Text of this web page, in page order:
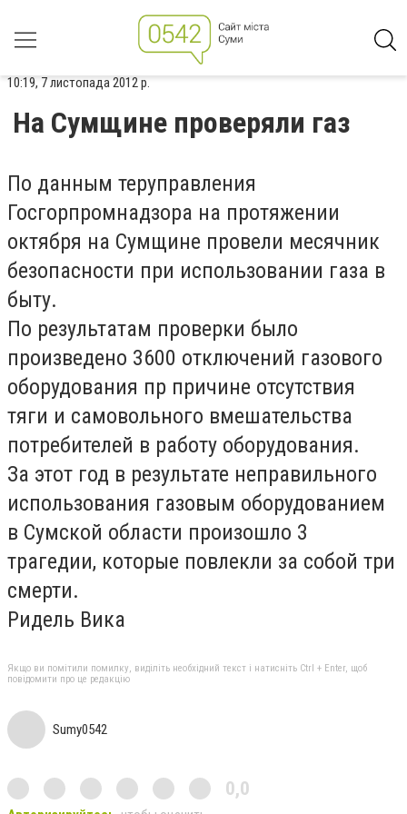
10:19, 7 листопада 2012 р.
На Сумщине проверяли газ
По данным теруправления
Госгорпромнадзора на протяжении
октября на Сумщине провели месячник
безопасности при использовании газа в
быту.
По результатам проверки было
произведено 3600 отключений газового
оборудования пр причине отсутствия
тяги и самовольного вмешательства
потребителей в работу оборудования.
За этот год в результате неправильного
использования газовым оборудованием
в Сумской области произошло 3
трагедии, которые повлекли за собой три
смерти.
Ридель Вика
Якщо ви помітили помилку, виділіть необхідний текст і натисніть Ctrl + Enter, щоб
повідомити про це редакцію
Sumy0542
0,0